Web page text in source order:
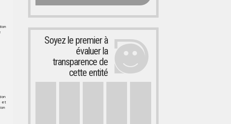
et
Soyez le premier à
évaluer la
transparence de
cette entité